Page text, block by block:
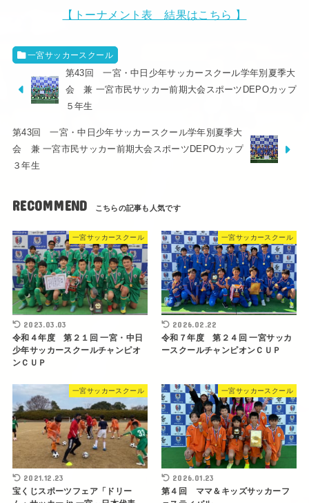
【トーナメント表 結果はこちら 】
一宮サッカースクール
第43回 一宮・中日少年サッカースクール学年別夏季大
会 兼 一宮市民サッカー前期大会スポーツDEPOカップ
５年生
第43回 一宮・中日少年サッカースクール学年別夏季大
会 兼 一宮市民サッカー前期大会スポーツDEPOカップ
３年生
RECOMMEND
一宮サッカースクール
2023.03.03
令和４年度 第２１回 一宮・中日
少年サッカースクールチャンピオ
ンＣＵＰ
一宮サッカースクール
2026.02.22
令和７年度 第２４回 一宮サッカ
ースクールチャンピオンＣＵＰ
一宮サッカースクール
2021.12.23
宝くじスポーツフェア「ドリー
一宮サッカースクール
2026.01.23
第４回 ママ＆キッズサッカーフ